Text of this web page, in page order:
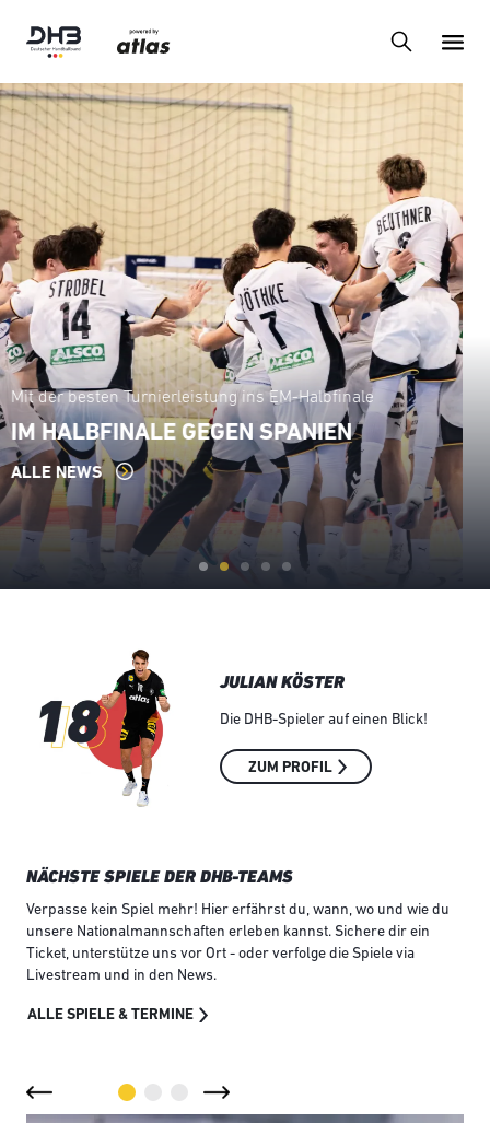
Der Gummersbacher Klaus Brand wird 85 Jahre alt
STUDENTEN-WELTMEISTER UND
GROSSER BRUDER VON HEINER BRAND
ALLE NEWS
JULIAN KÖSTER
Die DHB-Spieler auf einen Blick!
ZUM PROFIL
NÄCHSTE SPIELE DER DHB-TEAMS
Verpasse kein Spiel mehr! Hier erfährst du, wann, wo und wie du
unsere Nationalmannschaften erleben kannst. Sichere dir ein
Ticket, unterstütze uns vor Ort - oder verfolge die Spiele via
Livestream und in den News.
ALLE SPIELE & TERMINE